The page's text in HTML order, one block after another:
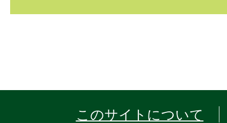
このサイトについて